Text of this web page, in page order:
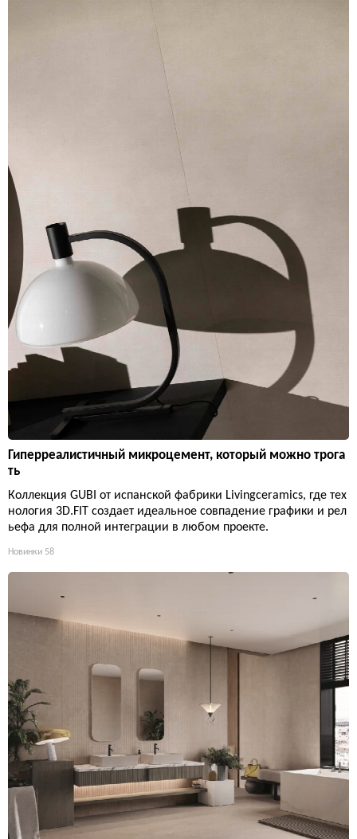
Гиперреалистичный микроцемент, который можно трога
ть
Коллекция GUBI от испанской фабрики Livingceramics, где тех
нология 3D.FIT создает идеальное совпадение графики и рел
ьефа для полной интеграции в любом проекте.
Новинки 58